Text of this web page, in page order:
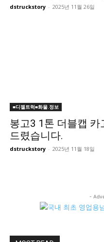
dstruckstory - 2025년 11월 26일
■디젤트럭■화물.정보
봉고3 1톤 더블캡 카
드렸습니다.
dstruckstory - 2025년 11월 18일
-